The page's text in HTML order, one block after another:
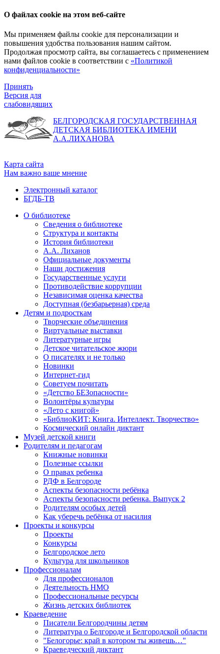
О файлах cookie на этом веб-сайте
Мы применяем файлы cookie для персонализации и
повышения удобства пользования нашим сайтом.
Продолжая просмотр сайта, вы соглашаетесь с применением
нами файлов cookie в соответствии с «Политикой
конфиденциальности»
Принять
Версия для
слабовидящих
БЕЛГОРОДСКАЯ ГОСУДАРСТВЕННАЯ
ДЕТСКАЯ БИБЛИОТЕКА ИМЕНИ
А.А.ЛИХАНОВА
Карта сайта
Нам важно ваше мнение
Электронный каталог
БГДБ-ТВ
О библиотеке
Сведения о библиотеке
Структура и контакты
История библиотеки
А.А. Лиханов
Официальные документы
Наши достижения
Государственные услуги
Противодействие коррупции
Независимая оценка качества
Доступная (безбарьерная) среда
Детям и подросткам
Творческие объединения
Виртуальные выставки
Литературные игры
Детское читательское жюри
О писателях и не только
Новинки
Интернет-гид
Советуем почитать
«Детство БЕЗопасности»
Волонтёры культуры
«Лето с книгой»
«БиблиоКИТ: Книга. Интеллект. Творчество»
Космический онлайн диктант
Музей детской книги
Родителям и педагогам
Книжные новинки
Полезные ссылки
О правах ребенка
РДФ в Белгороде
Аспекты безопасности ребёнка
Аспекты безопасности ребенка. Выпуск 2
Родителям особых детей
Как уберечь ребёнка от насилия
Проекты и конкурсы
Проекты
Конкурсы
Белгородское лето
Культура для школьников
Профессионалам
Для профессионалов
Деятельность НМО
Профессиональные ресурсы
Жизнь детских библиотек
Краеведение
Писатели Белгородчины детям
Литература о Белгороде и Белгородской области
"Белогорье: край в котором ты живешь…"
Краеведческий диктант